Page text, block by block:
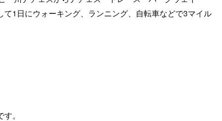
1日にウォーキング、ランニング、自転車などで3マイル
。